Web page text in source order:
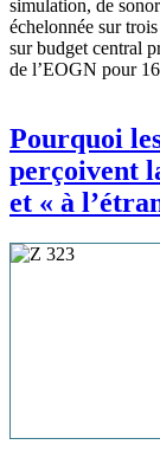
simulation, de
échelonnée sur
sur budget central
de l’EOGN pour
Pourquoi
perçoivent
et « à